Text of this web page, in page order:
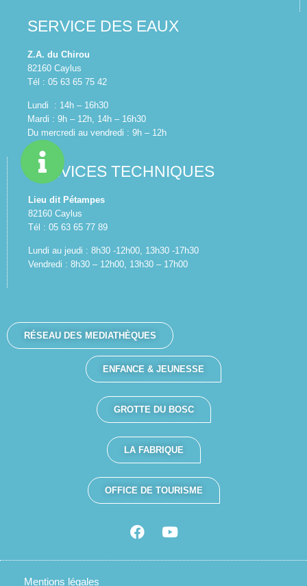
SERVICE DES EAUX
Z.A. du Chirou
82160 Caylus
Tél : 05 63 65 75 42
Lundi : 14h – 16h30
Mardi : 9h – 12h, 14h – 16h30
Du mercredi au vendredi : 9h – 12h
SERVICES TECHNIQUES
Lieu dit Pétampes
82160 Caylus
Tél : 05 63 65 77 89
Lundi au jeudi : 8h30 -12h00, 13h30 -17h30
Vendredi : 8h30 – 12h00, 13h30 – 17h00
RÉSEAU DES MEDIATHÈQUES
ENFANCE & JEUNESSE
GROTTE DU BOSC
LA FABRIQUE
OFFICE DE TOURISME
Mentions légales